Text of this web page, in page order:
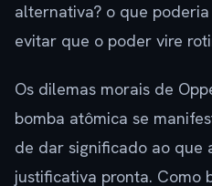
alternativa? o que
evitar que o poder vire
Os dilemas morais de
bomba atômica se
de dar significado ao que
justificativa pronta. Como